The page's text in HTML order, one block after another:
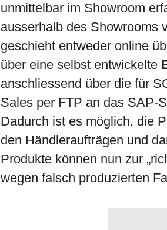
unmittelbar im Showroom
ausserhalb des Showrooms
geschieht entweder online
über eine selbst entwickelte
anschliessend über die für
Sales per FTP an das SAP-
Dadurch ist es möglich, die
den Händleraufträgen und
Produkte können nun zur
wegen falsch produzierten